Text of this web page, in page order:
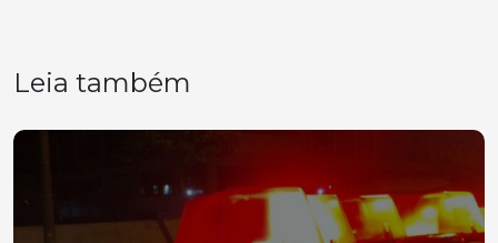
Leia também